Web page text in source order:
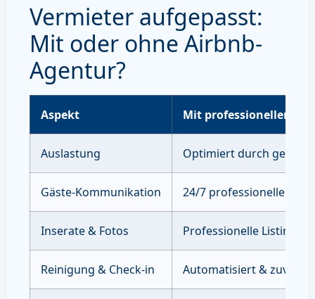
Vermieter aufgepasst:
Mit oder ohne Airbnb-
Agentur?
Aspekt Mit professioneller
Auslastung Optimiert durch
Gäste-Kommunikation 24/7 professioneller
Inserate & Fotos Professionelle Listings
Reinigung & Check-in Automatisiert &